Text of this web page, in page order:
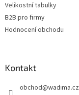
Velikostní tabulky
B2B pro firmy
Hodnocení obchodu
Kontakt
obchod@wadima.cz